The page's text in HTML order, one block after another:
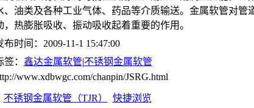
、油类及各种工业气体、药品等介质输送。金属软管对管
，热膨胀吸收、振动吸收起着重要的作用。
布时间：2009-11-1 15:47:00
签： 鑫达金属软管|不锈钢金属软管
www.xdbwgc.com/chanpin/JSRG.html
不锈钢金属软管（TJR） 快捷浏览